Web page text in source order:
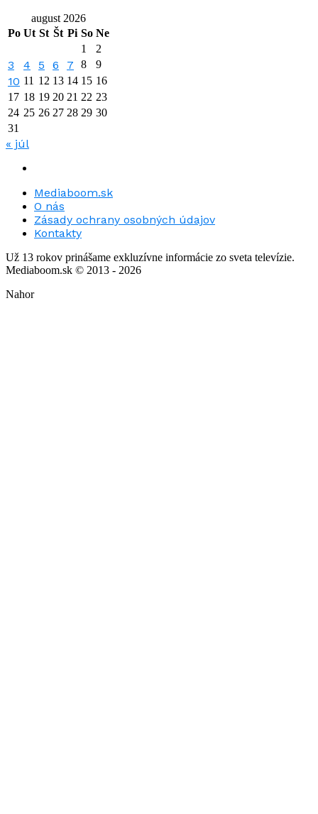
august 2026
Po Ut St Št Pi So Ne
1
2
3 4 5 6 7 8 9
10 11 12 13 14 15 16
17 18 19 20 21 22 23
24 25 26 27 28 29 30
31
« júl
Mediaboom.sk
O nás
Zásady ochrany osobných údajov
Kontakty
Už 13 rokov prinášame exkluzívne informácie zo sveta televízie.
Mediaboom.sk © 2013 - 2026
Nahor